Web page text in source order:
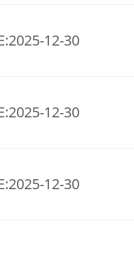
12-30
12-30
12-30